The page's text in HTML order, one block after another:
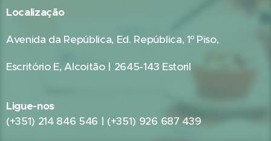
Localização
Avenida da República, Ed. República, 1º Piso,
Escritório E, Alcoitão | 2645-143 Estoril
Ligue-nos
(+351) 214 846 546 | (+351) 926 687 439